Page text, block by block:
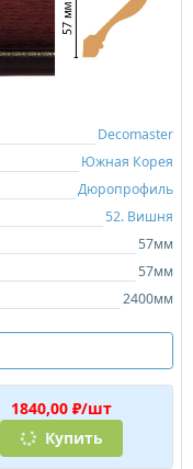
Decomaster
Южная Корея
Дюропрофиль
52. Вишня
57мм
57мм
2400мм
1840,00 ₽/шт
Купить